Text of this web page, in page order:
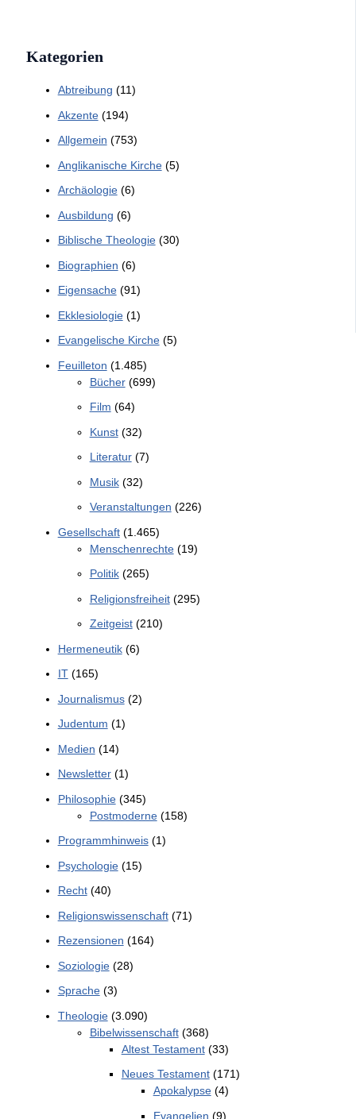
Kategorien
Abtreibung (11)
Akzente(194)
Allgemein (753)
Anglikanische Kirche(5)
Archäologie(6)
Ausbildung (6)
Biblische Theologie(30)
Biographien (6)
Eigensache(91)
Ekklesiologie(1)
Evangelische Kirche(5)
Feuilleton (1.485)
Bücher(699)
Film (64)
Kunst(32)
Literatur(7)
Musik(32)
Veranstaltungen (226)
Gesellschaft(1.465)
Menschenrechte(19)
Politik(265)
Religionsfreiheit(295)
Zeitgeist(210)
Hermeneutik(6)
IT(165)
Journalismus(2)
Judentum (1)
Medien (14)
Newsletter(1)
Philosophie(345)
Postmoderne(158)
Programmhinweis(1)
Psychologie(15)
Recht(40)
Religionswissenschaft(71)
Rezensionen (164)
Soziologie(28)
Sprache(3)
Theologie(3.090)
Bibelwissenschaft(368)
Altest Testament(33)
Neues Testament(171)
Apokalypse(4)
Evangelien (9)